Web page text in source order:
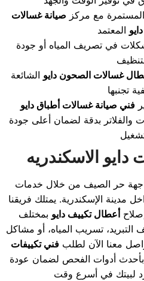
مع مركز صيانة غسالات
في تصريف المياه أو جودة
غسالات الصحون دايو الشائعة
فني صيانة غسالات أطباق دايو
بدقة لضمان أعلى جودة
دايو الاسكندريه
حر الصيف من خلال خدمات
مدينة الإسكندرية. يمتلك فريقنا
أعطال تكييف دايو بمختلف
التبريد، تسريب المياه، أو مشاكل
معنا الآن لطلبفني تكييفات
أدوات الفحص لضمان عودة